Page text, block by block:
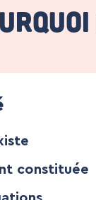
constituée